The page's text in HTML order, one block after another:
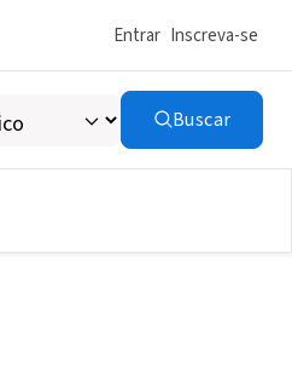
Entrar Inscreva-se
Buscar